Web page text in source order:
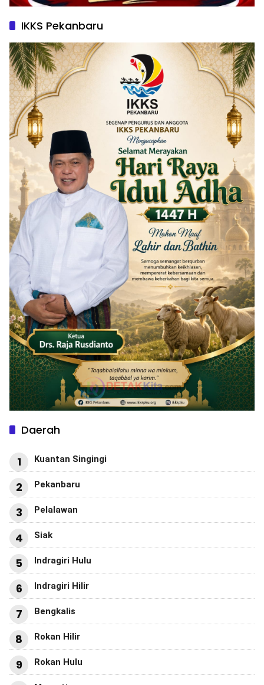
IKKS Pekanbaru
Daerah
1 Kuantan Singingi
2 Pekanbaru
3 Pelalawan
4 Siak
5 Indragiri Hulu
6 Indragiri Hilir
7 Bengkalis
8 Rokan Hilir
9 Rokan Hulu